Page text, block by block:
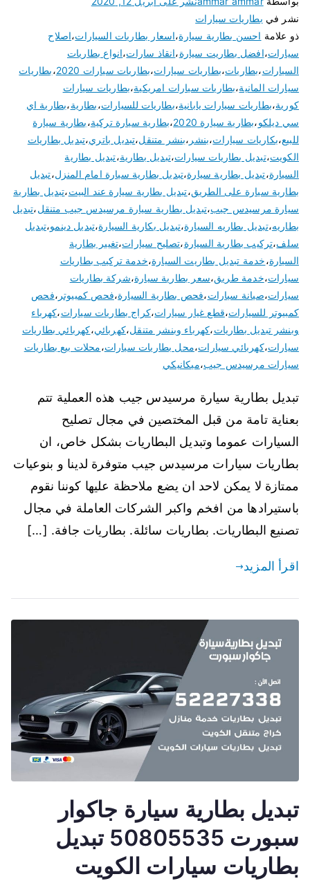
نشر في بطاريات سيارات
ذو علامة احسن بطارية سيارة،اسعار بطاريات السيارات،اصلاح
سيارات،افضل بطاريت سيارة،انقاذ سارات،انواع بطاريات
السيارات،بطاريات،بطاريات سيارات،بطاريات سيارات 2020 ،بطاريات
سيارات المانية،بطاريات سيارات امريكية،بطاريات سيارات
كورية،بطاريات سيارات يابانية،بطاريات للسيارات،بطارية،بطارية اي
سي ديلكو،بطارية سيارة 2020 ،بطارية سيارة تركية،بطارية سيارة
للبيع،بكاريات سيارات،بنشر ،بنشر متنقل،تبديل باتري،تبديل بطاريات
الكويت،تبديل بطاريات سيارات،تبديل بطارية،تبديل بطارية
السيارة،تبديل بطارية سيارة،تبديل بطارية سيارة امام المنزل،تبديل
بطارية سيارة على الطريق،تبديل بطارية سيارة عند البيت،تبديل بطارية
سيارة مرسيدس جيب،تبديل بطارية سيارة مرسيدس جيب متنقل،تبديل
بطاريه،تبديل بطاريه السيارة،تبديل بكارية السيارة،تبديل دينمو،تبديل
سلف،تركيب بطارية السيارة،تصليح سيارات،تغيير بطارية
السيارة،خدمة تبديل بطاريت السيارة،خدمة تركيب بطاريات
سيارات،خدمة طريق،سعر بطارية سيارة،شركة بطاريات
سيارات،صيانة سيارات،فحص بطارية السيارة،فحص كمبيوتر ،فحص
كمبيوتر للسيارات،قطع غيار سيارات،كراج بطاريات سيارات،كهرباء
وبنشر تبديل بطاريات،كهرباء وبنشر متنقل،كهربائي،كهربائي بطاريات
سيارات،كهربائي سيارات،محل بطاريات سيارات،محلات بيع بطاريات
سيارات مرسيدس جيب،ميكانيكي
تبديل بطارية سيارة مرسيدس جيب هذه العملية تتم
بعناية تامة من قبل المختصين في مجال تصليح
السيارات عموما وتبديل البطاريات بشكل خاص، ان
بطاريات سيارات مرسيدس جيب متوفرة لدينا و بنوعيات
ممتازة لا يمكن لاحد ان يضع ملاحظة عليها كوننا نقوم
باستيرادها من افخم واكبر الشركات العاملة في مجال
تصنيع البطاريات. بطاريات سائلة. بطاريات جافة. […]
اقرأ المزيد
تبديل بطارية سيارة جاكوار
سبورت 50805535 تبديل
بطاريات سيارات الكويت